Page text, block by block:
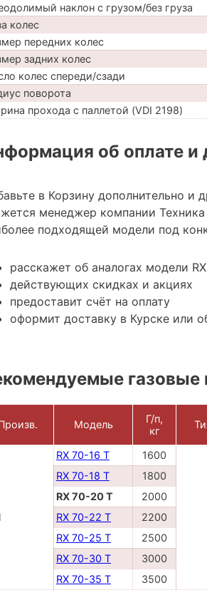
наклон с грузом/без груза
колес
передних колес
задних колес
колес спереди/сзади
поворота
прохода с паллетой (VDI 2198)
об оплате и
в Корзину дополнительно и
менеджер компании
подходящей модели под
расскажет об аналогах модели
действующих скидках и акциях
предоставит счёт на оплату
оформит доставку в Курске или
газовые
Модель
Г/п,
кг
RX 70-16 T 1600
RX 70-18 T
1800
RX 70-20 T
2000
RX 70-22 T
2200
RX 70-25 T
2500
RX 70-30 T
3000
RX 70-35 T
3500